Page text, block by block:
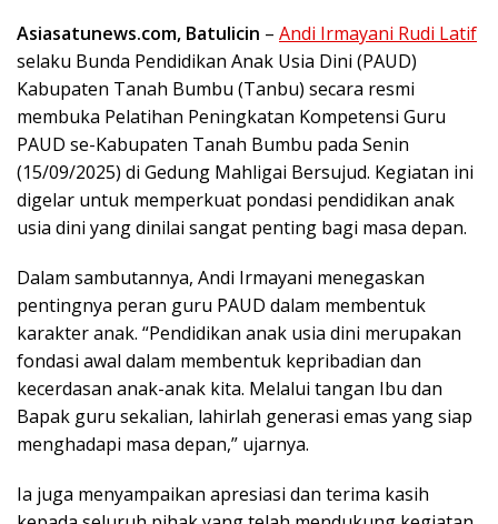
e
b
o
o
k
itt
er
ai
l
at
s
A
p
p
e ar
e
Asiasatunews.com, Batulicin – Andi Irmayani Rudi Latif
selaku Bunda Pendidikan Anak Usia Dini (PAUD)
Kabupaten Tanah Bumbu (Tanbu) secara resmi
membuka Pelatihan Peningkatan Kompetensi Guru
PAUD se-Kabupaten Tanah Bumbu pada Senin
(15/09/2025) di Gedung Mahligai Bersujud. Kegiatan ini
digelar untuk memperkuat pondasi pendidikan anak
usia dini yang dinilai sangat penting bagi masa depan.
Dalam sambutannya, Andi Irmayani menegaskan
pentingnya peran guru PAUD dalam membentuk
karakter anak. “Pendidikan anak usia dini merupakan
fondasi awal dalam membentuk kepribadian dan
kecerdasan anak-anak kita. Melalui tangan Ibu dan
Bapak guru sekalian, lahirlah generasi emas yang siap
menghadapi masa depan,” ujarnya.
Ia juga menyampaikan apresiasi dan terima kasih